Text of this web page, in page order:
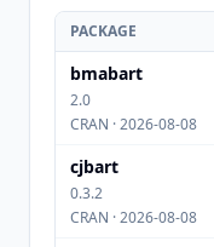
PACKAGE
bmabart
2.0
CRAN · 2026-08-08
cjbart
0.3.2
CRAN · 2026-08-08